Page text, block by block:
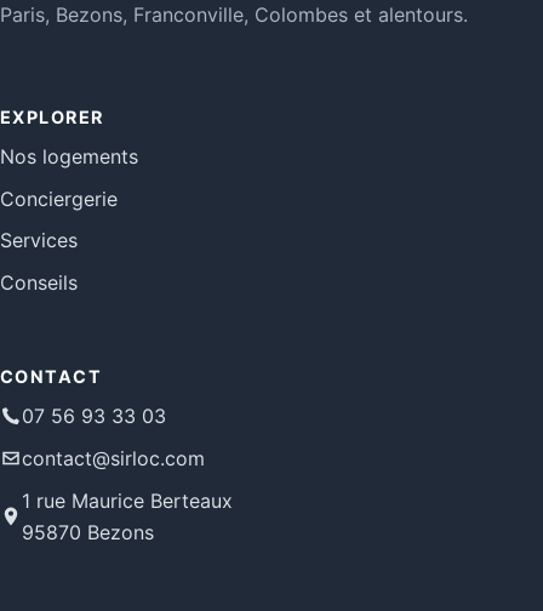
Paris, Bezons, Franconville, Colombes et alentours.
EXPLORER
Nos logements
Conciergerie
Services
Conseils
CONTACT
07 56 93 33 03
contact@sirloc.com
1 rue Maurice Berteaux
95870 Bezons